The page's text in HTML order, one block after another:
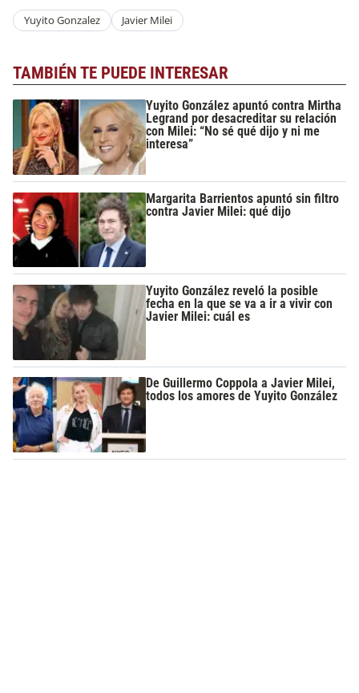
Yuyito Gonzalez Javier Milei
TAMBIÉN TE PUEDE INTERESAR
Yuyito González apuntó contra Mirtha
Legrand por desacreditar su relación
con Milei: “No sé qué dijo y ni me
interesa”
Margarita Barrientos apuntó sin filtro
contra Javier Milei: qué dijo
Yuyito González reveló la posible
fecha en la que se va a ir a vivir con
Javier Milei: cuál es
De Guillermo Coppola a Javier Milei,
todos los amores de Yuyito González